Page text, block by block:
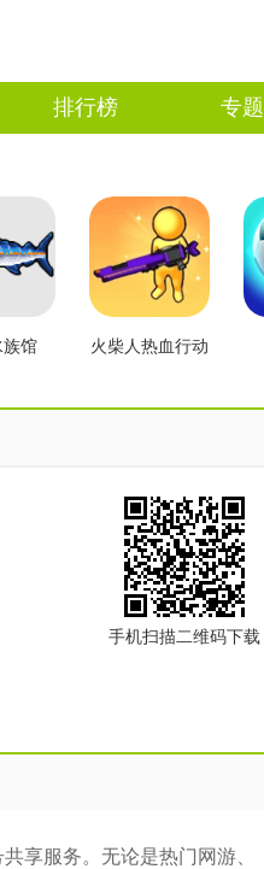
排行榜 专题
族馆 火柴人热血行动
手机扫描二维码下载
享服务。无论是热门网游、